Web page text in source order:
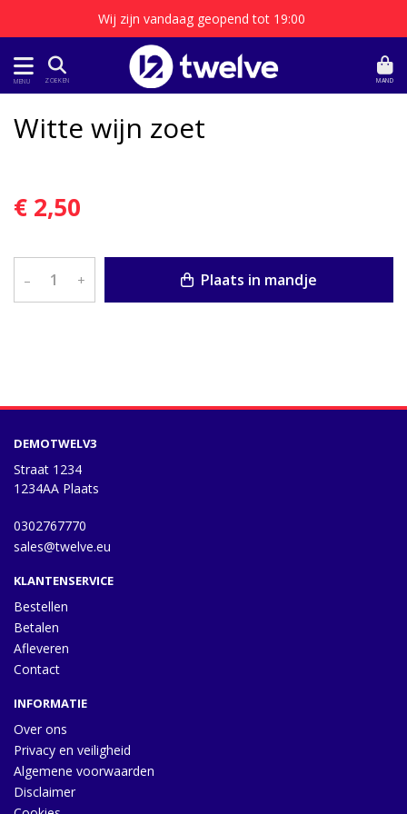
Wij zijn vandaag geopend tot 19:00
MENU ZOEKEN MAND
Witte wijn zoet
€ 2,50
– + Plaats in mandje
DEMOTWELV3
Straat 1234
1234AA Plaats
0302767770
sales@twelve.eu
KLANTENSERVICE
Bestellen
Betalen
Afleveren
Contact
INFORMATIE
Over ons
Privacy en veiligheid
Algemene voorwaarden
Disclaimer